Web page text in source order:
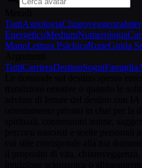
TuttiAstrologiaChiaroveggenza
EnergeticoMediumNumerologia
ManoLettura PsichicaRuneGuida
TuttiCarrieraDestinoSogniFamiglia